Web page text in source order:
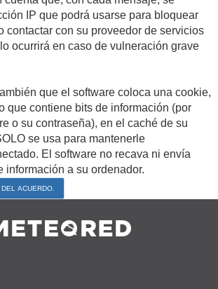
IP que podrá usarse para bloquear
contactar con su proveedor de servicios
ocurrirá en caso de vulneración grave
que el software coloca una cookie,
que contiene bits de información (por
o su contraseña), en el caché de su
se usa para mantenerle
El software no recava ni envía
información a su ordenador.